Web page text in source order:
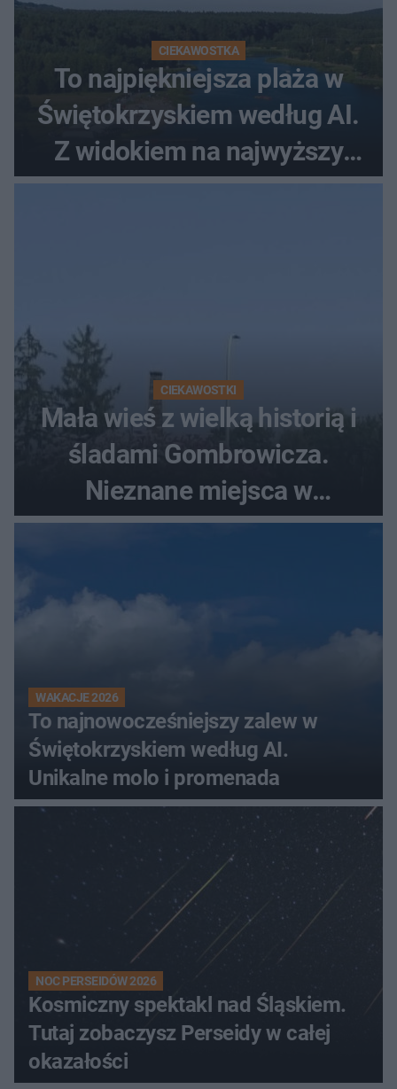
CIEKAWOSTKA
To najpiękniejsza plaża w
Świętokrzyskiem według AI.
Z widokiem na najwyższy
szczyt Gór Świętokrzyskich
CIEKAWOSTKI
Mała wieś z wielką historią i
śladami Gombrowicza.
Nieznane miejsca w
Świętokrzyskiem
WAKACJE 2026
To najnowocześniejszy zalew w
Świętokrzyskiem według AI.
Unikalne molo i promenada
NOC PERSEIDÓW 2026
Kosmiczny spektakl nad Śląskiem.
Tutaj zobaczysz Perseidy w całej
okazałości